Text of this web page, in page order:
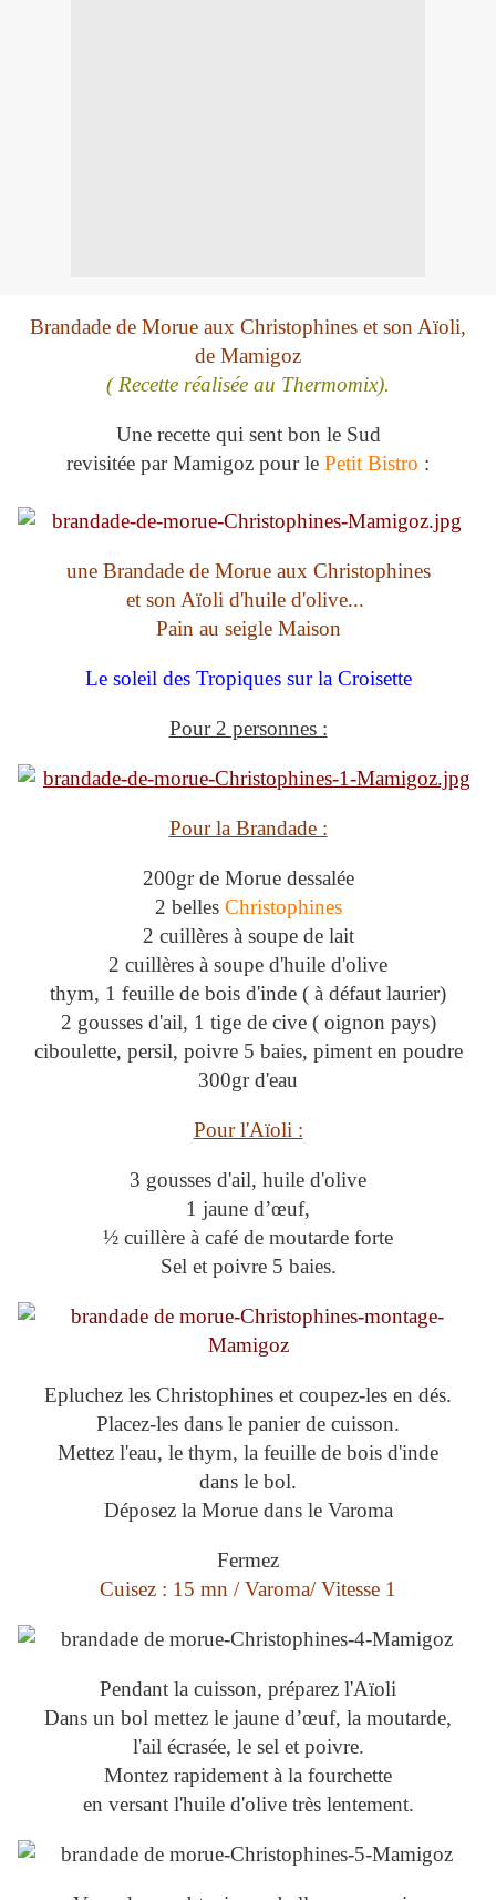
Brandade de Morue aux Christophines et son Aïoli,
de Mamigoz
( Recette réalisée au Thermomix).
Une recette qui sent bon le Sud
revisitée par Mamigoz pour le Petit Bistro :
une Brandade de Morue aux Christophines
et son Aïoli d'huile d'olive...
Pain au seigle Maison
Le soleil des Tropiques sur la Croisette
Pour 2 personnes :
Pour la Brandade :
200gr de Morue dessalée
2 belles Christophines
2 cuillères à soupe de lait
2 cuillères à soupe d'huile d'olive
thym, 1 feuille de bois d'inde ( à défaut laurier)
2 gousses d'ail, 1 tige de cive ( oignon pays)
ciboulette, persil, poivre 5 baies, piment en poudre
300gr d'eau
Pour l'Aïoli :
3 gousses d'ail, huile d'olive
1 jaune d’œuf,
½ cuillère à café de moutarde forte
Sel et poivre 5 baies.
Epluchez les Christophines et coupez-les en dés.
Placez-les dans le panier de cuisson.
Mettez l'eau, le thym, la feuille de bois d'inde
dans le bol.
Déposez la Morue dans le Varoma
Fermez
Cuisez : 15 mn / Varoma/ Vitesse 1
Pendant la cuisson, préparez l'Aïoli
Dans un bol mettez le jaune d’œuf, la moutarde,
l'ail écrasée, le sel et poivre.
Montez rapidement à la fourchette
en versant l'huile d'olive très lentement.